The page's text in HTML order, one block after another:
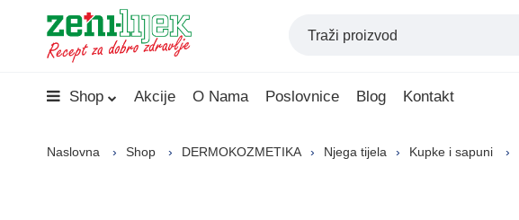
Shop Akcije O Nama Poslovnice Blog Kontakt
Naslovna Shop DERMOKOZMETIKA Njega tijela Kupke i sapuni